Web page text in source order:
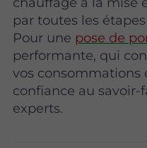
par toutes les
Pour une pose de
performante, qui
vos consommations
confiance au savoir-
experts.